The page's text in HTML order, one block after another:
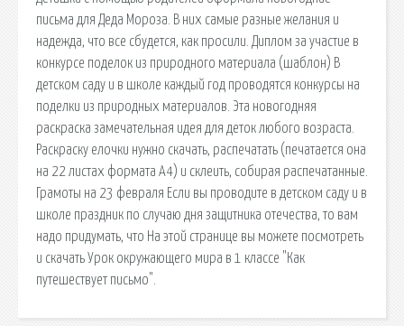
письма для Деда Мороза. В них самые разные желания и
надежда, что все сбудется, как просили. Диплом за участие в
конкурсе поделок из природного материала (шаблон) В
детском саду и в школе каждый год проводятся конкурсы на
поделки из природных материалов. Эта новогодняя
раскраска замечательная идея для деток любого возраста.
Раскраску елочки нужно скачать, распечатать (печатается она
на 22 листах формата А4) и склеить, собирая распечатанные.
Грамоты на 23 февраля Если вы проводите в детском саду и в
школе праздник по случаю дня защитника отечества, то вам
надо придумать, что На этой странице вы можете посмотреть
и скачать Урок окружающего мира в 1 классе "Как
путешествует письмо".